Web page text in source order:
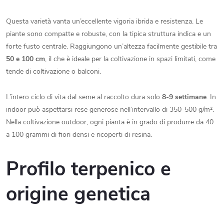
Questa varietà vanta un’eccellente vigoria ibrida e resistenza. Le
piante sono compatte e robuste, con la tipica struttura indica e un
forte fusto centrale. Raggiungono un’altezza facilmente gestibile tra
50 e 100 cm, il che è ideale per la coltivazione in spazi limitati, come
tende di coltivazione o balconi.
L’intero ciclo di vita dal seme al raccolto dura solo 8-9 settimane. In
indoor può aspettarsi rese generose nell’intervallo di 350-500 g/m².
Nella coltivazione outdoor, ogni pianta è in grado di produrre da 40
a 100 grammi di fiori densi e ricoperti di resina.
Profilo terpenico e
origine genetica